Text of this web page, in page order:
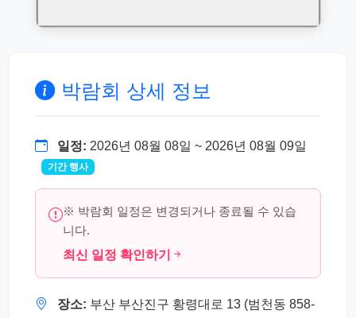
박람회 상세 정보
일정: 2026년 08월 08일 ~ 2026년 08월 09일
기간 행사
※ 박람회 일정은 변경되거나 종료될 수 있습
니다.
최신 일정 확인하기
장소: 부산 부산진구 황령대로 13 (범천동 858-